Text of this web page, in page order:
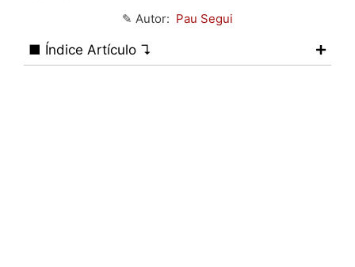
✎ Autor: Pau Segui
■ Índice Artículo ↴